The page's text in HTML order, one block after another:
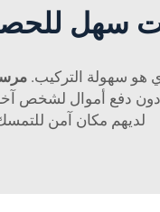
سهل
هو سهولة التركيب.
دفع أموال لشخص
لديهم مكان آمن